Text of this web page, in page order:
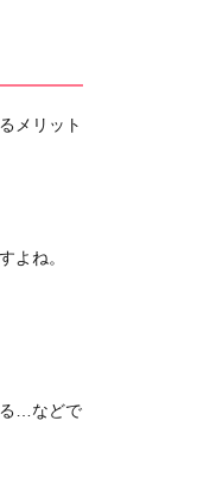
メリット
よね。
る…などで